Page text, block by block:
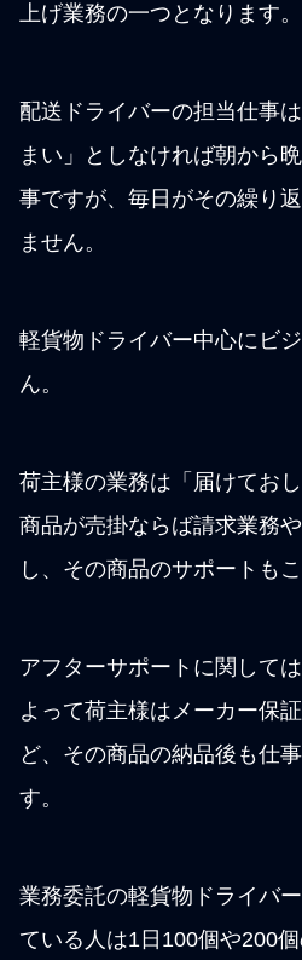
上げ業務の一つとなります。
配送ドライバーの担当仕事
まい」としなければ朝から
事ですが、毎日がその繰り
ません。
軽貨物ドライバー中心にビ
ん。
荷主様の業務は「届けてお
商品が売掛ならば請求業務
し、その商品のサポートも
アフターサポートに関して
よって荷主様はメーカー保
ど、その商品の納品後も仕
す。
業務委託の軽貨物ドライバ
ている人は1日100個や200